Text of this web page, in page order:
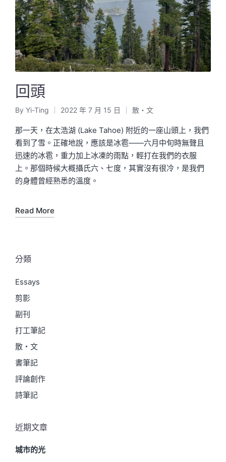
回頭
Posted
by
By Yi-Ting 2022 年 7 月 15 日
Posted
in
散・文
那一天，在太浩湖 (Lake Tahoe) 附近的一座山頭上，我們
看到了雪。正確地說，應該是冰雹——六月中旬時無聲且
迅速的冰雹，重力加上冰凍的雨點，輕打在我們的衣服
上。那個時候大概攝氏六、七度，其實沒有很冷，是我們
的身體曾經熟悉的溫度。
Read More
分類
Essays
剪影
副刊
打工筆記
散・文
書筆記
評論創作
詩筆記
近期文章
城市的光